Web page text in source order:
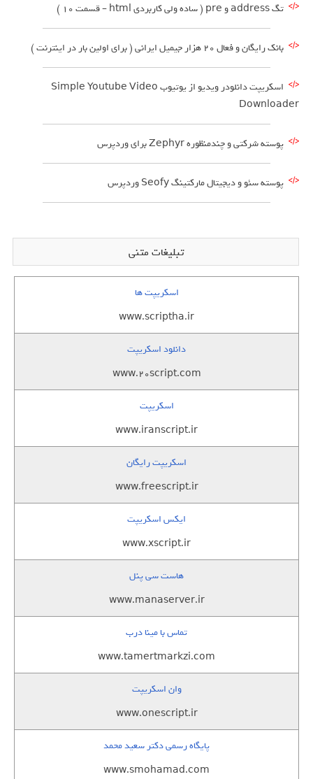
تگ address و pre ( ساده ولی کاربردی html – قسمت 10 )
بانک رایگان و فعال 20 هزار جیمیل ایرانی ( برای اولین بار در اینترنت )
اسکریپت دانلودر ویدیو از یوتیوب Simple Youtube Video
Downloader
پوسته شرکتی و چندمنظوره Zephyr برای وردپرس
پوسته سئو و دیجیتال مارکتینگ Seofy وردپرس
تبلیغات متنی
اسکریپت ها
www.scriptha.ir
دانلود اسکریپت
www.20script.com
اسکریپت
www.iranscript.ir
اسکریپت رایگان
www.freescript.ir
ایکس اسکریپت
www.xscript.ir
هاست سی پنل
www.manaserver.ir
تماس با مینا درب
www.tamertmarkzi.com
وان اسکریپت
www.onescript.ir
پایگاه رسمی دکتر سعید محمد
www.smohamad.com